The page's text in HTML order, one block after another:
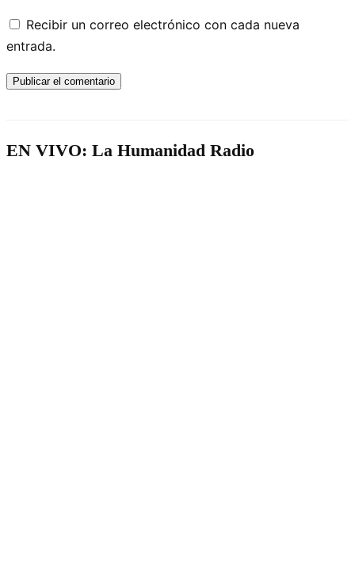
Recibir un correo electrónico con cada nueva
entrada.
EN VIVO: La Humanidad Radio